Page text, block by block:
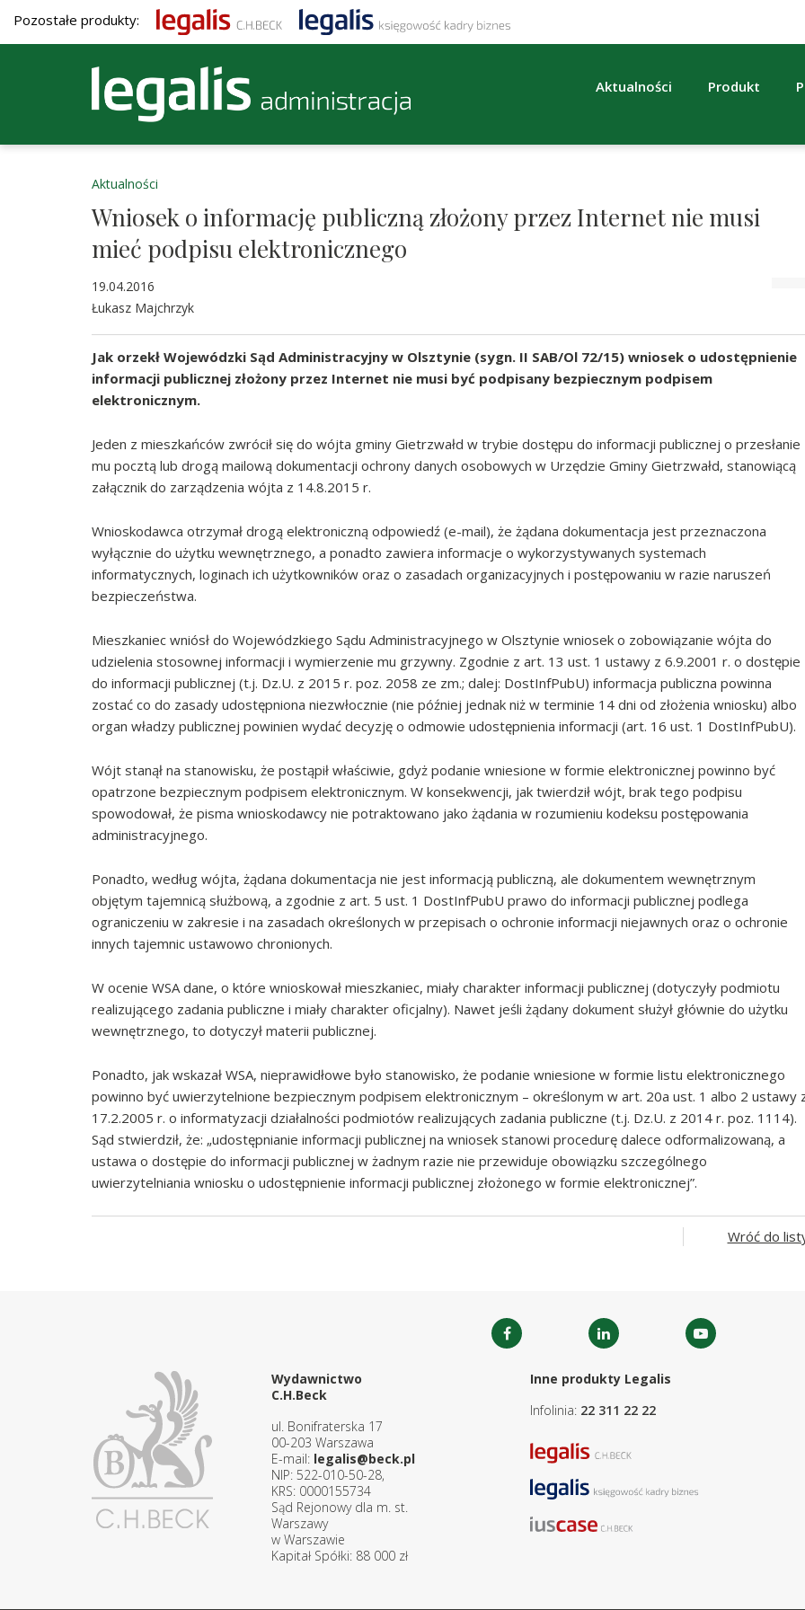
Pozostałe produkty:
Aktualności Produkt
Aktualności
Wniosek o informację publiczną złożony przez Internet nie musi
mieć podpisu elektronicznego
19.04.2016
Łukasz Majchrzyk
Jak orzekł Wojewódzki Sąd Administracyjny w Olsztynie (sygn. II SAB/Ol 72/15) wniosek o udostępnienie
informacji publicznej złożony przez Internet nie musi być podpisany bezpiecznym podpisem
elektronicznym.
Jeden z mieszkańców zwrócił się do wójta gminy Gietrzwałd w trybie dostępu do informacji publicznej o przesłanie
mu pocztą lub drogą mailową dokumentacji ochrony danych osobowych w Urzędzie Gminy Gietrzwałd, stanowiącą
załącznik do zarządzenia wójta z 14.8.2015 r.
Wnioskodawca otrzymał drogą elektroniczną odpowiedź (e-mail), że żądana dokumentacja jest przeznaczona
wyłącznie do użytku wewnętrznego, a ponadto zawiera informacje o wykorzystywanych systemach
informatycznych, loginach ich użytkowników oraz o zasadach organizacyjnych i postępowaniu w razie naruszeń
bezpieczeństwa.
Mieszkaniec wniósł do Wojewódzkiego Sądu Administracyjnego w Olsztynie wniosek o zobowiązanie wójta do
udzielenia stosownej informacji i wymierzenie mu grzywny. Zgodnie z art. 13 ust. 1 ustawy z 6.9.2001 r. o dostępie
do informacji publicznej (t.j. Dz.U. z 2015 r. poz. 2058 ze zm.; dalej: DostInfPubU) informacja publiczna powinna
zostać co do zasady udostępniona niezwłocznie (nie później jednak niż w terminie 14 dni od złożenia wniosku) albo
organ władzy publicznej powinien wydać decyzję o odmowie udostępnienia informacji (art. 16 ust. 1 DostInfPubU).
Wójt stanął na stanowisku, że postąpił właściwie, gdyż podanie wniesione w formie elektronicznej powinno być
opatrzone bezpiecznym podpisem elektronicznym. W konsekwencji, jak twierdził wójt, brak tego podpisu
spowodował, że pisma wnioskodawcy nie potraktowano jako żądania w rozumieniu kodeksu postępowania
administracyjnego.
Ponadto, według wójta, żądana dokumentacja nie jest informacją publiczną, ale dokumentem wewnętrznym
objętym tajemnicą służbową, a zgodnie z art. 5 ust. 1 DostInfPubU prawo do informacji publicznej podlega
ograniczeniu w zakresie i na zasadach określonych w przepisach o ochronie informacji niejawnych oraz o ochronie
innych tajemnic ustawowo chronionych.
W ocenie WSA dane, o które wnioskował mieszkaniec, miały charakter informacji publicznej (dotyczyły podmiotu
realizującego zadania publiczne i miały charakter oficjalny). Nawet jeśli żądany dokument służył głównie do użytku
wewnętrznego, to dotyczył materii publicznej.
Ponadto, jak wskazał WSA, nieprawidłowe było stanowisko, że podanie wniesione w formie listu elektronicznego
powinno być uwierzytelnione bezpiecznym podpisem elektronicznym – określonym w art. 20a ust. 1 albo 2 ustawy
17.2.2005 r. o informatyzacji działalności podmiotów realizujących zadania publiczne (t.j. Dz.U. z 2014 r. poz. 1114).
Sąd stwierdził, że: „udostępnianie informacji publicznej na wniosek stanowi procedurę dalece odformalizowaną, a
ustawa o dostępie do informacji publicznej w żadnym razie nie przewiduje obowiązku szczególnego
uwierzytelniania wniosku o udostępnienie informacji publicznej złożonego w formie elektronicznej”.
Wróć do
Wydawnictwo
C.H.Beck
ul. Bonifraterska 17
00-203 Warszawa
E-mail: legalis@beck.pl
NIP: 522-010-50-28,
KRS: 0000155734
Sąd Rejonowy dla m. st.
Warszawy
w Warszawie
Kapitał Spółki: 88 000 zł
Inne produkty Legalis
Infolinia: 22 311 22 22